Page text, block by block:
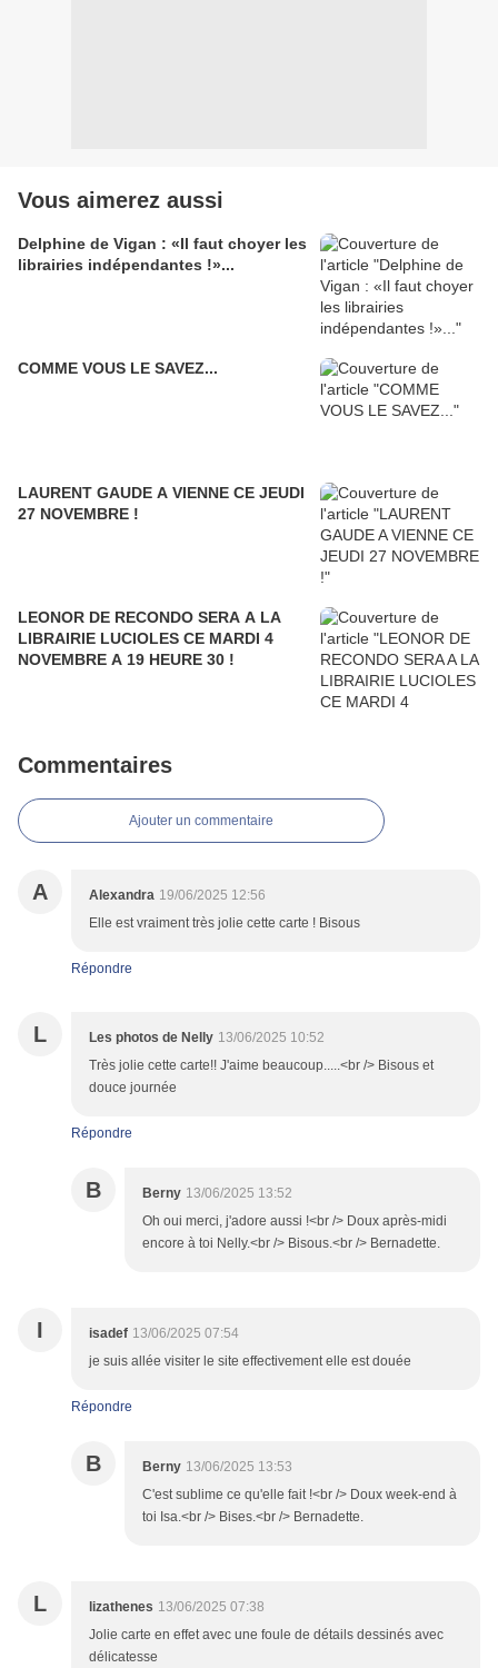
Vous aimerez aussi
Delphine de Vigan : «Il faut choyer les
librairies indépendantes !»...
COMME VOUS LE SAVEZ...
LAURENT GAUDE A VIENNE CE JEUDI
27 NOVEMBRE !
LEONOR DE RECONDO SERA A LA
LIBRAIRIE LUCIOLES CE MARDI 4
NOVEMBRE A 19 HEURE 30 !
Commentaires
Ajouter un commentaire
A Alexandra 19/06/2025 12:56
Elle est vraiment très jolie cette carte ! Bisous
Répondre
L Les photos de Nelly 13/06/2025 10:52
Très jolie cette carte!! J'aime beaucoup.....<br /> Bisous et
douce journée
Répondre
B Berny 13/06/2025 13:52
Oh oui merci, j'adore aussi !<br /> Doux après-midi
encore à toi Nelly.<br /> Bisous.<br /> Bernadette.
I isadef 13/06/2025 07:54
je suis allée visiter le site effectivement elle est douée
Répondre
B Berny 13/06/2025 13:53
C'est sublime ce qu'elle fait !<br /> Doux week-end à
toi Isa.<br /> Bises.<br /> Bernadette.
L lizathenes 13/06/2025 07:38
Jolie carte en effet avec une foule de détails dessinés avec
délicatesse